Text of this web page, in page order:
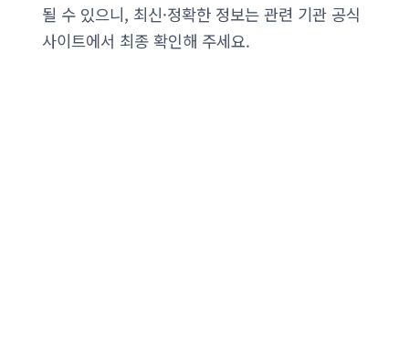
될 수 있으니, 최신·정확한 정보는 관련 기관 공식
사이트에서 최종 확인해 주세요.